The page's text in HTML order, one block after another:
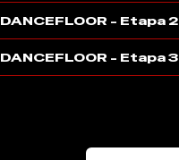
DANCEFLOOR - Etapa 2
DANCEFLOOR - Etapa 3